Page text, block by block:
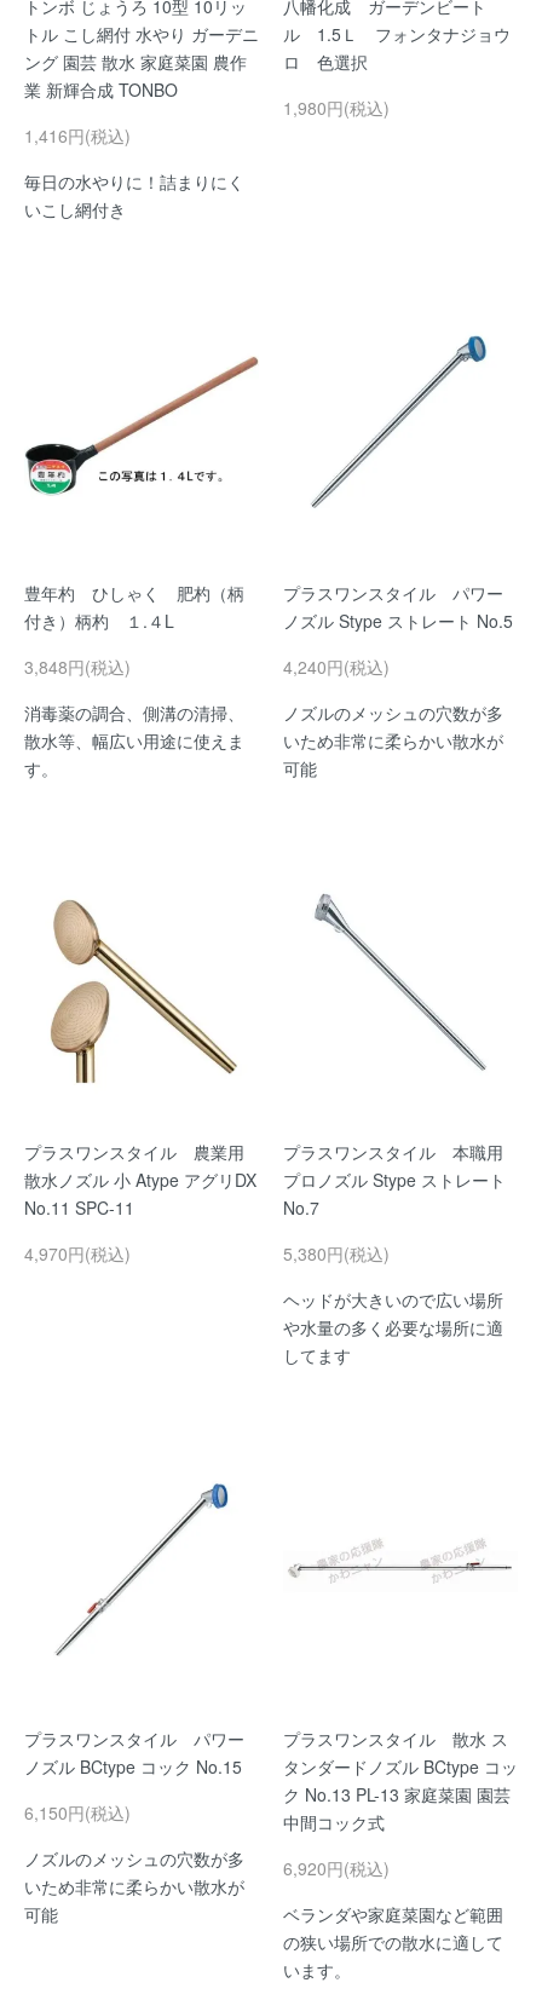
トンボ じょうろ 10型 10リッ
トル こし網付 水やり ガーデニ
ング 園芸 散水 家庭菜園 農作
業 新輝合成 TONBO
1,416円(税込)
毎日の水やりに！詰まりにく
いこし網付き
八幡化成 ガーデンビート
ル 1.5Ｌ フォンタナジョウ
ロ 色選択
1,980円(税込)
豊年杓 ひしゃく 肥杓（柄
付き）柄杓 １.４L
3,848円(税込)
消毒薬の調合、側溝の清掃、
散水等、幅広い用途に使えま
す。
プラスワンスタイル パワー
ノズル Stype ストレート No.5
4,240円(税込)
ノズルのメッシュの穴数が多
いため非常に柔らかい散水が
可能
プラスワンスタイル 農業用
散水ノズル 小 Atype アグリDX
No.11 SPC-11
4,970円(税込)
プラスワンスタイル 本職用
プロノズル Stype ストレート
No.7
5,380円(税込)
ヘッドが大きいので広い場所
や水量の多く必要な場所に適
してます
プラスワンスタイル パワー
ノズル BCtype コック No.15
6,150円(税込)
ノズルのメッシュの穴数が多
いため非常に柔らかい散水が
可能
プラスワンスタイル 散水 ス
タンダードノズル BCtype コッ
ク No.13 PL-13 家庭菜園 園芸
中間コック式
6,920円(税込)
ベランダや家庭菜園など範囲
の狭い場所での散水に適して
います。